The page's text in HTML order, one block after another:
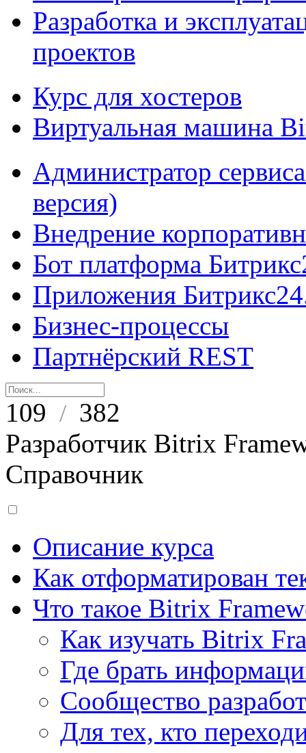
Разработка и
проектов
Курс для хостеров
Виртуальная машина
Администратор
версия)
Внедрение
Бот платформа
Приложения
Бизнес-процессы
Партнёрский REST
109 / 382
Разработчик Bitrix
Справочник
Описание курса
Как отформатирован
Что такое Bitrix
Как изучать Bitrix
Где брать
Сообщество
Для тех, кто